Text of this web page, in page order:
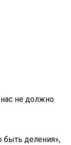
не должно
быть деления»,